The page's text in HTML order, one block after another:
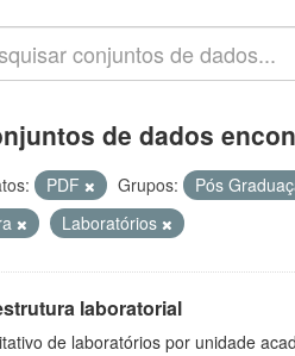
de dados
PDF Grupos: Pós
Laboratórios
laboratorial
de laboratórios por unidade